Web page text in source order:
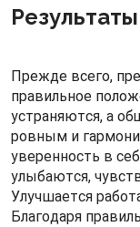
Прежде всего,
правильное
устраняются, а
ровным и
уверенность в
улыбаются,
Улучшается
Благодаря